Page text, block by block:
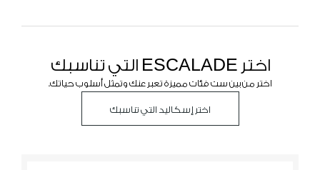
اختر ESCALADE التي تناسبك
اختر من بين ست فئات مميزة تعبر عنك وتمثل أسلوب حياتك.
اختر إسكاليد التي تناسبك